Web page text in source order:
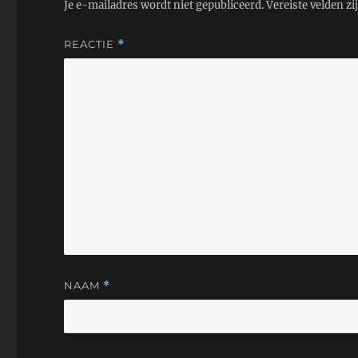
Je e-mailadres wordt niet gepubliceerd.Vereiste velden
REACTIE *
NAAM *